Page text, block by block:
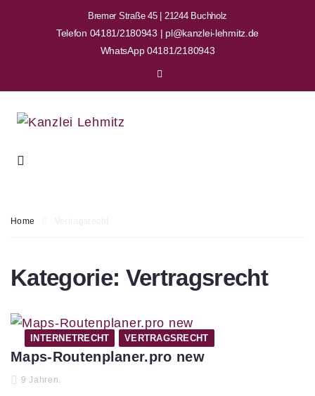
Bremer Straße 45 | 21244 Buchholz
Telefon 04181/2180943 | pl@kanzlei-lehmitz.de
WhatsApp 04181/2180943
Home
Kategorie: Vertragsrecht
INTERNETRECHT VERTRAGSRECHT
Maps-Routenplaner.pro new
9 Jahren.